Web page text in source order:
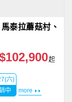
泰拉蘑菇村、
起
六)
中
more